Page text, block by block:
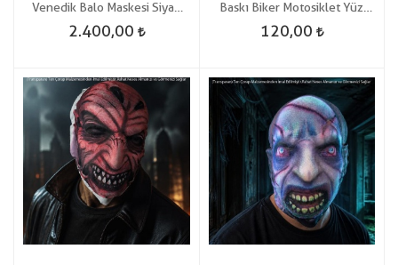
Venedik Balo Maskesi Siyah
Renk
2.400,00
Baskı Biker Motosiklet Yüz
Korku Maskesi
120,00